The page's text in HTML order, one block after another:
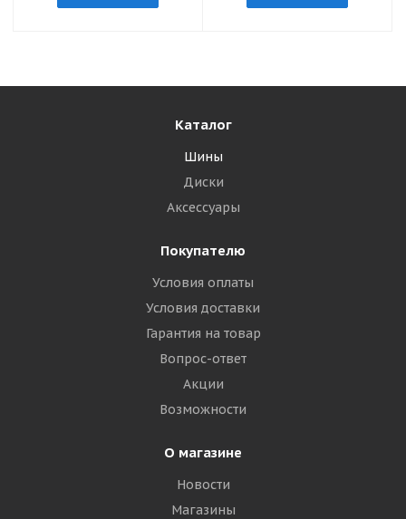
Каталог
Шины
Диски
Аксессуары
Покупателю
Условия оплаты
Условия доставки
Гарантия на товар
Вопрос-ответ
Акции
Возможности
О магазине
Новости
Магазины